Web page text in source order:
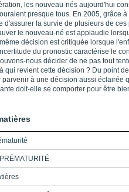
les nouveau-nés aujourd'hui
presque tous. En 2005, grâce
d'assurer la survie de plusieurs de
le nouveau-né est applaudie
décision est critiquée lorsque
du pronostic caractérise le
nous décider de ne pas tout
qui revient cette décision ? Du point
à une décision aussi éclairée
doit-elle se comporter pour être